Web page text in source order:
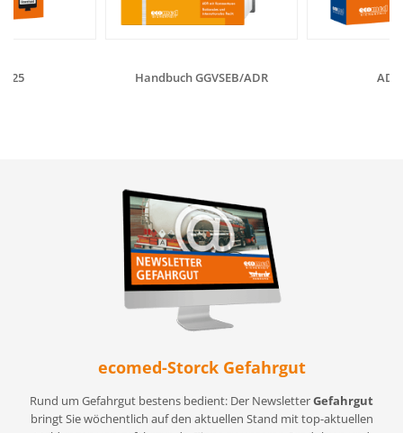
Handbuch GGVSEB/ADR
ecomed-Storck Gefahrgut
Rund um Gefahrgut bestens bedient: Der NewsletterGefahrgut
bringt Sie wöchentlich auf den aktuellen Stand mit top-aktuellen